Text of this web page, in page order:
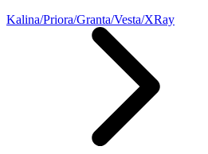
Kalina/Priora/Granta/Vesta/XRay